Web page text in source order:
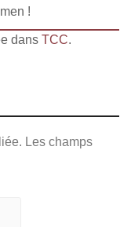
!
dans TCC.
Les champs